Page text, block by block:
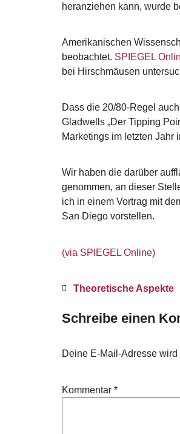
heranziehen kann, wurde
Amerikanischen
beobachtet. SPIEGEL
bei Hirschmäusen
Dass die 20/80-Regel
Gladwells „Der Tipping
Marketings im letzten Jahr
Wir haben die darüber
genommen, an dieser
ich in einem Vortrag mit
San Diego vorstellen.
(via SPIEGEL Online)
Theoretische Aspekte
Schreibe einen
Deine E-Mail-Adresse
Kommentar *